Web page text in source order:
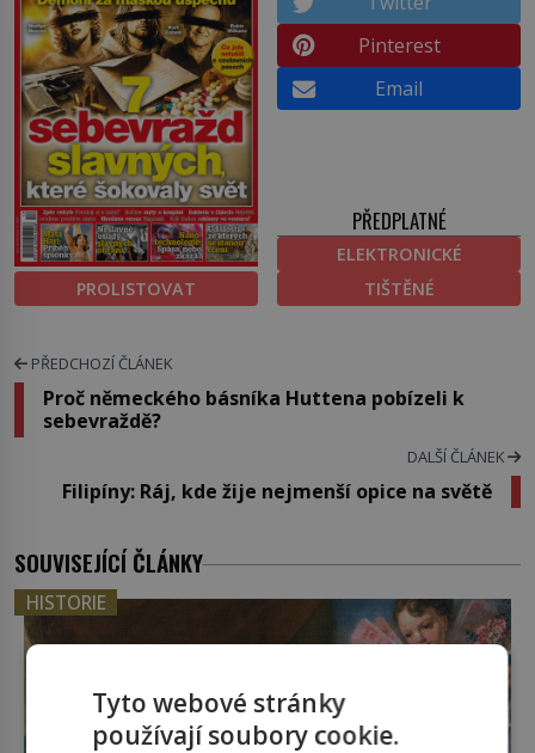
PROLISTOVAT
Pinterest
Email
PŘEDPLATNÉ
ELEKTRONICKÉ
TIŠTĚNÉ
PŘEDCHOZÍ ČLÁNEK
Proč německého básníka Huttena pobízeli k
sebevraždě?
DALŠÍ ČLÁNEK
Filipíny: Ráj, kde žije nejmenší opice na světě
SOUVISEJÍCÍ ČLÁNKY
HISTORIE
Tyto webové stránky
používají soubory cookie.